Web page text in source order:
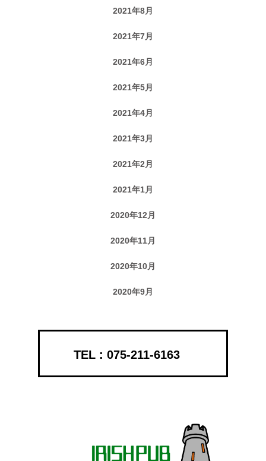
2021年8月
2021年7月
2021年6月
2021年5月
2021年4月
2021年3月
2021年2月
2021年1月
2020年12月
2020年11月
2020年10月
2020年9月
075-211-6163